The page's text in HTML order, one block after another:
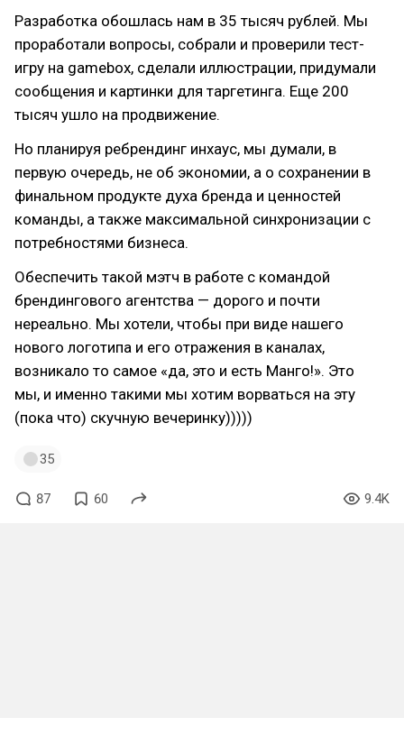
Разработка обошлась нам в 35 тысяч рублей. Мы
проработали вопросы, собрали и проверили тест-
игру на gamebox, сделали иллюстрации, придумали
сообщения и картинки для таргетинга. Еще 200
тысяч ушло на продвижение.
Но планируя ребрендинг инхаус, мы думали, в
первую очередь, не об экономии, а о сохранении в
финальном продукте духа бренда и ценностей
команды, а также максимальной синхронизации с
потребностями бизнеса.
Обеспечить такой мэтч в работе с командой
брендингового агентства — дорого и почти
нереально. Мы хотели, чтобы при виде нашего
нового логотипа и его отражения в каналах,
возникало то самое «да, это и есть Манго!». Это
мы, и именно такими мы хотим ворваться на эту
(пока что) скучную вечеринку)))))
35
87 60 9.4K